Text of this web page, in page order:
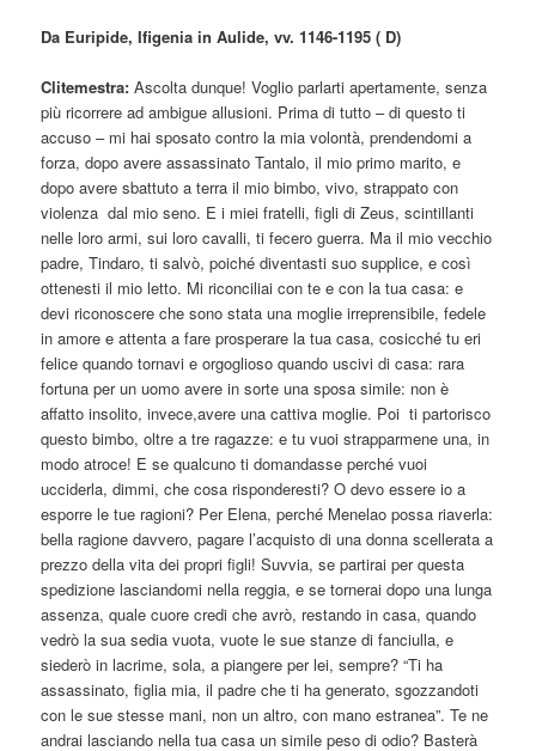
Da Euripide, Ifigenia in Aulide, vv. 1146-1195 ( D)
Clitemestra: Ascolta dunque! Voglio parlarti apertamente, senza
più ricorrere ad ambigue allusioni. Prima di tutto – di questo ti
accuso – mi hai sposato contro la mia volontà, prendendomi a
forza, dopo avere assassinato Tantalo, il mio primo marito, e
dopo avere sbattuto a terra il mio bimbo, vivo, strappato con
violenza dal mio seno. E i miei fratelli, figli di Zeus, scintillanti
nelle loro armi, sui loro cavalli, ti fecero guerra. Ma il mio vecchio
padre, Tindaro, ti salvò, poiché diventasti suo supplice, e così
ottenesti il mio letto. Mi riconciliai con te e con la tua casa: e
devi riconoscere che sono stata una moglie irreprensibile, fedele
in amore e attenta a fare prosperare la tua casa, cosicché tu eri
felice quando tornavi e orgoglioso quando uscivi di casa: rara
fortuna per un uomo avere in sorte una sposa simile: non è
affatto insolito, invece,avere una cattiva moglie. Poi ti partorisco
questo bimbo, oltre a tre ragazze: e tu vuoi strapparmene una, in
modo atroce! E se qualcuno ti domandasse perché vuoi
ucciderla, dimmi, che cosa risponderesti? O devo essere io a
esporre le tue ragioni? Per Elena, perché Menelao possa riaverla:
bella ragione davvero, pagare l’acquisto di una donna scellerata a
prezzo della vita dei propri figli! Suvvia, se partirai per questa
spedizione lasciandomi nella reggia, e se tornerai dopo una lunga
assenza, quale cuore credi che avrò, restando in casa, quando
vedrò la sua sedia vuota, vuote le sue stanze di fanciulla, e
siederò in lacrime, sola, a piangere per lei, sempre? “Ti ha
assassinato, figlia mia, il padre che ti ha generato, sgozzandoti
con le sue stesse mani, non un altro, con mano estranea”. Te ne
andrai lasciando nella tua casa un simile peso di odio? Basterà